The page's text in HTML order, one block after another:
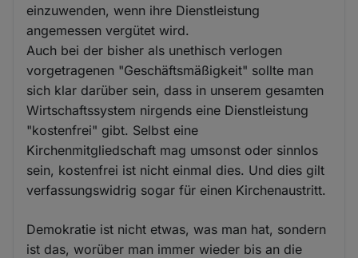
einzuwenden, wenn ihre Dienstleistung
angemessen vergütet wird.
Auch bei der bisher als unethisch verlogen
vorgetragenen "Geschäftsmäßigkeit" sollte man
sich klar darüber sein, dass in unserem gesamten
Wirtschaftssystem nirgends eine Dienstleistung
"kostenfrei" gibt. Selbst eine
Kirchenmitgliedschaft mag umsonst oder sinnlos
sein, kostenfrei ist nicht einmal dies. Und dies gilt
verfassungswidrig sogar für einen Kirchenaustritt.
Demokratie ist nicht etwas, was man hat, sondern
ist das, worüber man immer wieder bis an die